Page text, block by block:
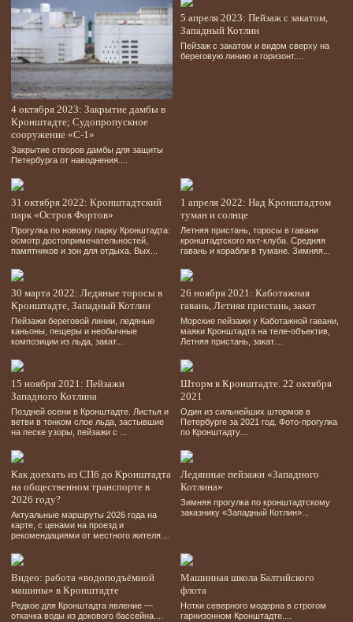
4 октября 2023: Закрытие дамбы в
Кронштадте; Судопропускное
сооружение «С-1»
Закрытие створов дамбы для защиты
Петербурга от наводнения....
5 апреля 2023: Пейзаж с закатом,
Западный Котлин
Пейзаж с закатом и видом сверху на
береговую линию и горизонт....
31 октября 2022: Кронштадтский
парк «Остров Фортов»
Прогулка по новому парку Кронштадта:
осмотр достопримечательностей,
памятников и зон для отдыха. Вых...
1 апреля 2022: Над Кронштадтом
туман и солнце
Летняя пристань, торосы в гавани
кронштадтского яхт-клуба. Средняя
гавань и корабли в тумане. Зимняя...
30 марта 2022: Ледяные торосы в
Кронштадте, Западный Котлин
Пейзажи береговой линии, ледяные
каньоны, пещеры и необычные
композиции из льда, закат....
26 ноября 2021: Каботажная
гавань, Летняя пристань, закат
Морские пейзажи у Каботажной гавани,
маяки Кронштадта на теле-объектив,
Летняя пристань, закат....
15 ноября 2021: Пейзажи
Западного Котлина
Поздней осени в Кронштадте. Листья и
ветви в тонком слое льда, застывшие
на песке узоры, пейзажи с ...
Шторм в Кронштадте. 22 октября
2021
Один из сильнейших штормов в
Петербурге за 2021 год. Фото-прогулка
по Кронштадту....
Как доехать из СПб до Кронштадта
на общественном транспорте в
2026 году?
Актуальные маршруты 2026 года на
карте, c ценами на проезд и
рекомендациями от местного жителя....
Ледянные пейзажи «Западного
Котлина»
Зимняя прогулка по кронштадтскому
заказнику «Западный Котлин»...
Видео: работа «водоподъёмной
машины» в Кронштадте
Редкое для Кронштадта явление —
откачка воды из докового бассейна....
Машинная школа Балтийского
флота
Нотки северного модерна в строгом
гарнизонном Кронштадте....